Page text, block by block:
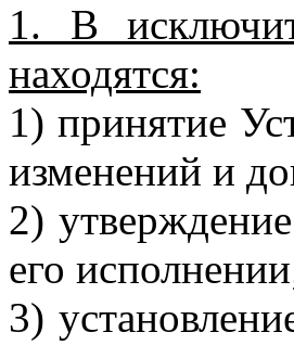
1. В
находятся:
1) принятие
изменений и
2)
его
3)